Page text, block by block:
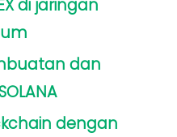
di jaringan
dan
dengan